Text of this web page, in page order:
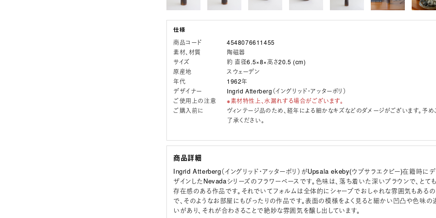
商品コード
4548076611455
素材、材質
陶磁器
サイズ
約 直径6.5×8×高さ20.5 (cm)
原産地
スウェーデン
年代
1962年
デザイナー
Ingrid Atterberg（イングリッド・アッターボリ）
ご使用上の注意
※素材特性上、水漏れする場合がございます。
ご購入前に
ヴィンテージ品のため、経年による細かなキズなどのダメージがございます。予め
了承ください。
商品詳細
Ingrid Atterberg（イングリッド・アッターボリ）がUpsala ekeby(ウプサラエクビー)在籍時にデ
ザインしたNevadaシリーズのフラワーベースです。色味は、落ち着いた深いブラウンで、とても
存在感のある作品です。それでいてフォルムは全体的にシャープでおしゃれな雰囲気もあるの
で、そのようなお部屋にもぴったりの作品です。表面の模様をよく見ると細かい凹凸や色味の
いがあり、それが合わさることで絶妙な雰囲気を醸し出しています。